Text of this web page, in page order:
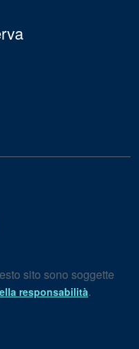
sito sono soggette
responsabilità.